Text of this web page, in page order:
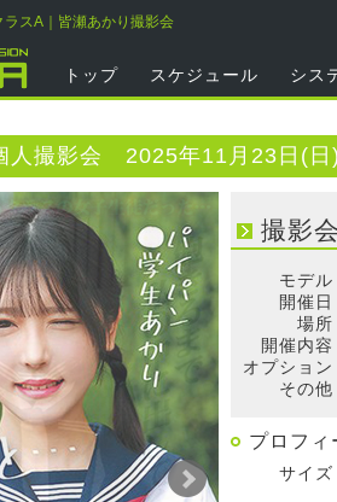
スA｜皆瀬あかり撮影会
トップ スケジュール シス
撮影会 2025年11月23日(日
撮影
モデル
開催
場所
開催内容
オプション
その他
プロフィ
サイズ